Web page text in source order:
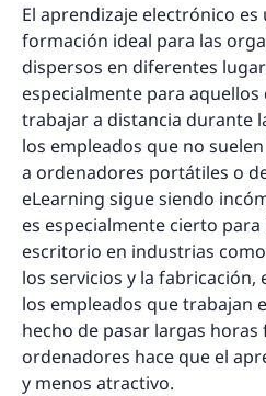
El aprendizaje electrónico
formación ideal para las
dispersos en diferentes
especialmente para aquellos
trabajar a distancia durante
los empleados que no
a ordenadores portátiles o
eLearning sigue siendo
es especialmente cierto
escritorio en industrias
los servicios y la
los empleados que trabajan
hecho de pasar largas horas
ordenadores hace que el
y menos atractivo.